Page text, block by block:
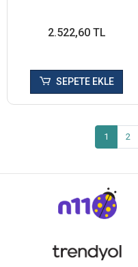
2.522,60 TL
SEPETE EKLE
1 2